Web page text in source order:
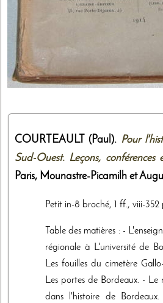
COURTEAULT (Paul). Pour
Sud-Ouest. Leçons, conférences
Paris, Mounastre-Picamilh et
Petit in-8 broché, 1 ff., viii-
Table des matières : -
régionale à L'université de
Les fouilles du cimetère
Les portes de Bordeaux. -
dans l'histoire de